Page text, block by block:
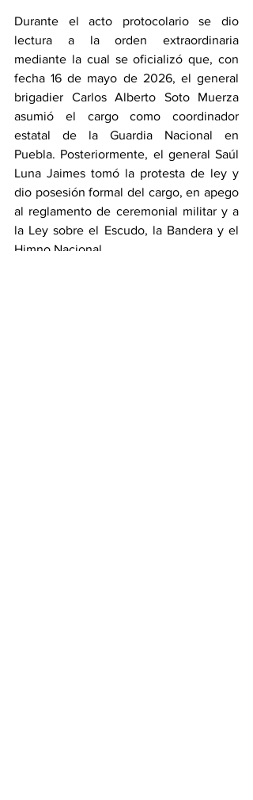
Durante el acto protocolario se dio
lectura a la orden extraordinaria
mediante la cual se oficializó que, con
fecha 16 de mayo de 2026, el general
brigadier Carlos Alberto Soto Muerza
asumió el cargo como coordinador
estatal de la Guardia Nacional en
Puebla. Posteriormente, el general Saúl
Luna Jaimes tomó la protesta de ley y
dio posesión formal del cargo, en apego
al reglamento de ceremonial militar y a
la Ley sobre el Escudo, la Bandera y el
Himno Nacional.